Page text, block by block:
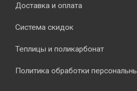
Доставка и оплата
Система скидок
Теплицы и поликарбонат
Политика обработки